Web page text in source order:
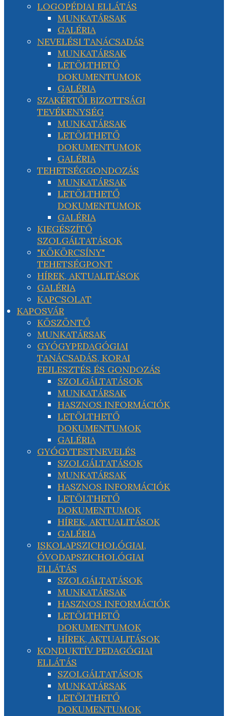
LOGOPÉDIAI ELLÁTÁS
MUNKATÁRSAK
GALÉRIA
NEVELÉSI TANÁCSADÁS
MUNKATÁRSAK
LETÖLTHETŐ
DOKUMENTUMOK
GALÉRIA
SZAKÉRTŐI BIZOTTSÁGI
TEVÉKENYSÉG
MUNKATÁRSAK
LETÖLTHETŐ
DOKUMENTUMOK
GALÉRIA
TEHETSÉGGONDOZÁS
MUNKATÁRSAK
LETÖLTHETŐ
DOKUMENTUMOK
GALÉRIA
KIEGÉSZÍTŐ
SZOLGÁLTATÁSOK
"KÖKÖRCSÍNY"
TEHETSÉGPONT
HÍREK, AKTUALITÁSOK
GALÉRIA
KAPCSOLAT
KAPOSVÁR
KÖSZÖNTŐ
MUNKATÁRSAK
GYÓGYPEDAGÓGIAI
TANÁCSADÁS, KORAI
FEJLESZTÉS ÉS GONDOZÁS
SZOLGÁLTATÁSOK
MUNKATÁRSAK
HASZNOS INFORMÁCIÓK
LETÖLTHETŐ
DOKUMENTUMOK
GALÉRIA
GYÓGYTESTNEVELÉS
SZOLGÁLTATÁSOK
MUNKATÁRSAK
HASZNOS INFORMÁCIÓK
LETÖLTHETŐ
DOKUMENTUMOK
HÍREK, AKTUALITÁSOK
GALÉRIA
ISKOLAPSZICHOLÓGIAI,
ÓVODAPSZICHOLÓGIAI
ELLÁTÁS
SZOLGÁLTATÁSOK
MUNKATÁRSAK
HASZNOS INFORMÁCIÓK
LETÖLTHETŐ
DOKUMENTUMOK
HÍREK, AKTUALITÁSOK
KONDUKTÍV PEDAGÓGIAI
ELLÁTÁS
SZOLGÁLTATÁSOK
MUNKATÁRSAK
LETÖLTHETŐ
DOKUMENTUMOK